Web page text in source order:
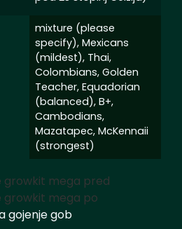
mixture (please
specify), Mexicans
(mildest), Thai,
Colombians, Golden
Teacher, Equadorian
(balanced), B+,
Cambodians,
Mazatapec, McKennaii
(strongest)
gojenje gob